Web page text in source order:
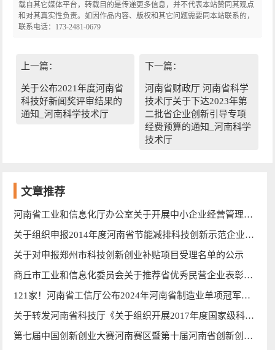
载自其它媒体平台，转载目的是传递更多信息，并不代表本站赞同其观点
和对其真实性负责。如因作品内容、版权和其它问题需要同本站联系的，
联系电话：173-2481-0679
上一篇：
关于公布2021年度河南省
科技好新闻奖评审结果的
通知_河南科学技术厅
下一篇：
河南省财政厅 河南省科学
技术厅关于下达2023年第
二批省企业创新引导专项
经费预算的通知_河南科学
技术厅
文章推荐
河南省工业和信息化厅办公室关于开展中小企业经营管理领军人才培训工作的通知 豫工信办企业〔2014〕8号
关于组织申报2014年度河南省节能减排科技创新示范企业的通知
关于对申报郑州市科技创新创业补贴项目受理名单的公示
商丘市工业和信息化委员会关于推荐省优秀民营企业表彰对象的通知
121家！河南省工信厅公布2024年河南省制造业单项冠军企业名单
关于转发河南省科技厅《关于组织开展2017年度国家级科技企业孵化器免税资格审核工作的通知》的通知
第七届中国创新创业大赛河南赛区暨第十届河南省创新创业大赛获奖企业拟奖补名单公示